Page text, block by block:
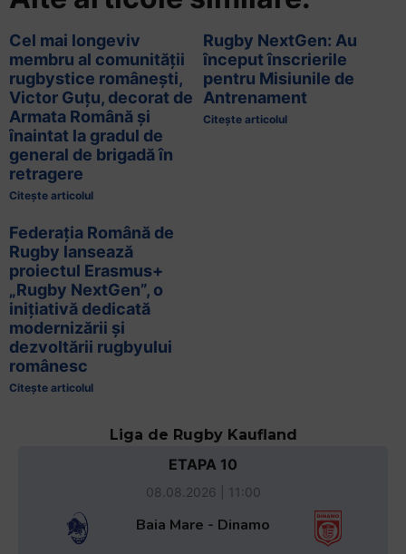
Cel mai longeviv
membru al comunității
rugbystice românești,
Victor Guțu, decorat de
Armata Română și
înaintat la gradul de
general de brigadă în
retragere
Citește articolul
Rugby NextGen: Au
început înscrierile
pentru Misiunile de
Antrenament
Citește articolul
Federația Română de
Rugby lansează
proiectul Erasmus+
„Rugby NextGen”, o
inițiativă dedicată
modernizării și
dezvoltării rugbyului
românesc
Citește articolul
Liga de Rugby Kaufland
ETAPA 10
08.08.2026 | 11:00
Baia Mare - Dinamo